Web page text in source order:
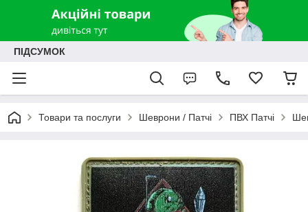
ПІДСУМОК
Товари та послуги Шеврони / Патчі ПВХ Патчі